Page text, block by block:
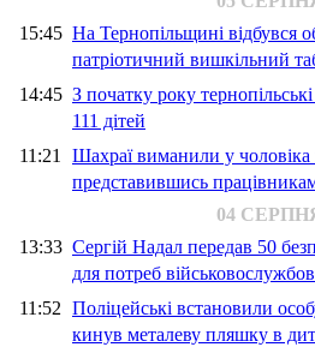
15:45 На Тернопільщині відбувся
патріотичний вишкільний
14:45 З початку року
111 дітей
11:21 Шахраї виманили у
представившись
04
13:33 Сергій Надал передав 50
для потреб
11:52 Поліцейські встановили
кинув металеву пляшку в